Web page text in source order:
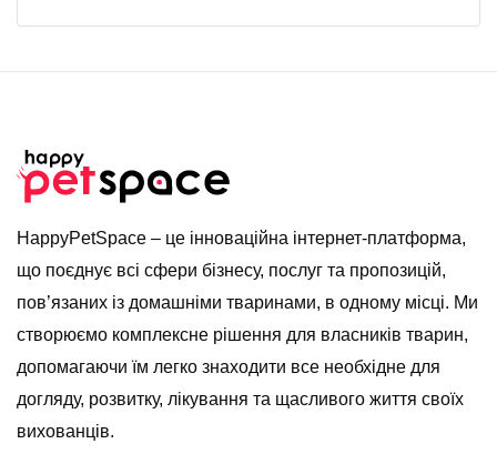
HappyPetSpace – це інноваційна інтернет-платформа,
що поєднує всі сфери бізнесу, послуг та пропозицій,
пов’язаних із домашніми тваринами, в одному місці. Ми
створюємо комплексне рішення для власників тварин,
допомагаючи їм легко знаходити все необхідне для
догляду, розвитку, лікування та щасливого життя своїх
вихованців.